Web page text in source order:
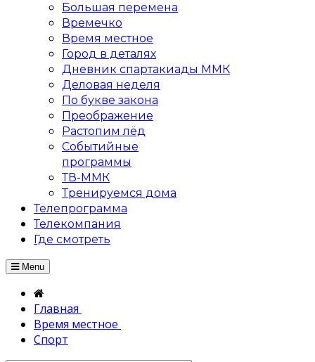
Большая перемена
Времечко
Время местное
Город в деталях
Дневник спартакиады ММК
Деловая неделя
По букве закона
Преображение
Растопим лёд
Событийные
программы
ТВ-ММК
Тренируемся дома
Телепрограмма
Телекомпания
Где смотреть
Menu
Главная
Время местное
Спорт